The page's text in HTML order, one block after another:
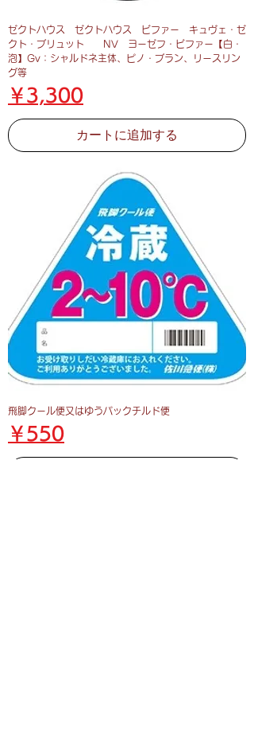
ゼクトハウス ゼクトハウス ビファー キュヴェ・ゼ
クト・ブリュット NV ヨーゼフ・ビファー【白・
泡】Gv：シャルドネ主体、ピノ・ブラン、リースリン
グ等
価格
￥3,300
カートに追加する
飛脚クール便又はゆうパックチルド便
価格
￥550